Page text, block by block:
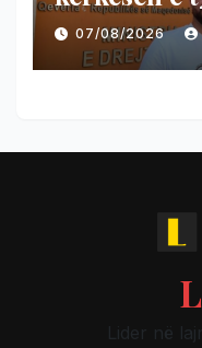
Drejtësisë
07/08/2026
Lider në